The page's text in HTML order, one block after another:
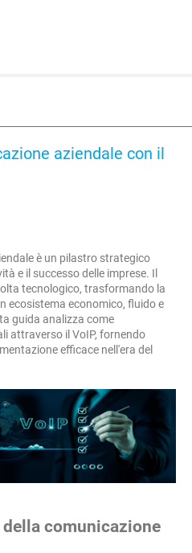
aziendale con il
è un pilastro strategico
e il successo delle imprese. Il
tecnologico, trasformando la
ecosistema economico, fluido e
guida analizza come
attraverso il VoIP, fornendo
efficace nell'era del
comunicazione